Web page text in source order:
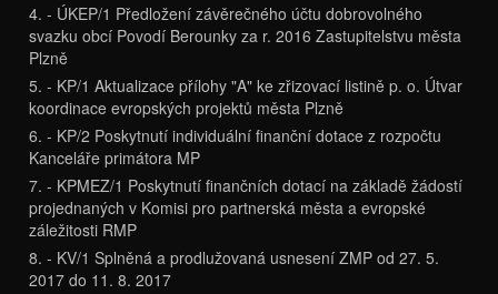
4. - ÚKEP/1 Předložení závěrečného účtu dobrovolného
svazku obcí Povodí Berounky za r. 2016 Zastupitelstvu města
Plzně
5. - KP/1 Aktualizace přílohy "A" ke zřizovací listině p. o. Útvar
koordinace evropských projektů města Plzně
6. - KP/2 Poskytnutí individuální finanční dotace z rozpočtu
Kanceláře primátora MP
7. - KPMEZ/1 Poskytnutí finančních dotací na základě žádostí
projednaných v Komisi pro partnerská města a evropské
záležitosti RMP
8. - KV/1 Splněná a prodlužovaná usnesení ZMP od 27. 5.
2017 do 11. 8. 2017